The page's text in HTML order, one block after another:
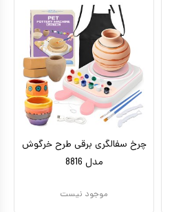
چرخ سفالگری برقی طرح خرگوش
مدل 8816
موجود نیست